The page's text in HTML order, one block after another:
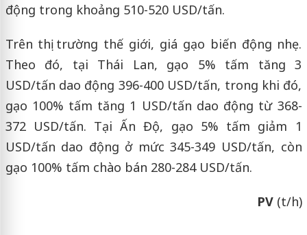
động trong khoảng 510-520 USD/tấn.
Trên thị trường thế giới, giá gạo biến động nhẹ.
Theo đó, tại Thái Lan, gạo 5% tấm tăng 3
USD/tấn dao động 396-400 USD/tấn, trong khi đó,
gạo 100% tấm tăng 1 USD/tấn dao động từ 368-
372 USD/tấn. Tại Ấn Độ, gạo 5% tấm giảm 1
USD/tấn dao động ở mức 345-349 USD/tấn, còn
gạo 100% tấm chào bán 280-284 USD/tấn.
PV(t/h)